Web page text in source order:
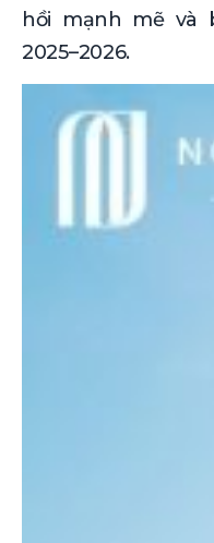
hồi mạnh mẽ và
2025–2026.